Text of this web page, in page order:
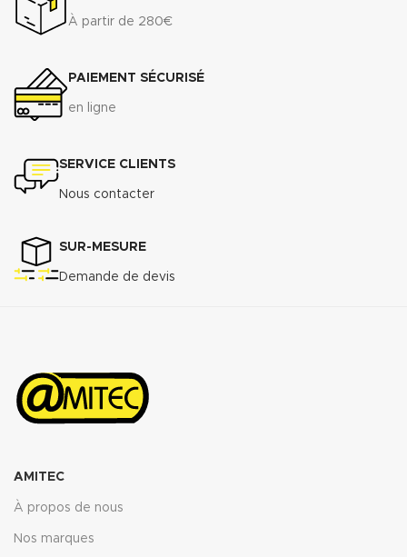
À partir de 280€
PAIEMENT SÉCURISÉ
en ligne
SERVICE CLIENTS
Nous contacter
SUR-MESURE
Demande de devis
AMITEC
À propos de nous
Nos marques